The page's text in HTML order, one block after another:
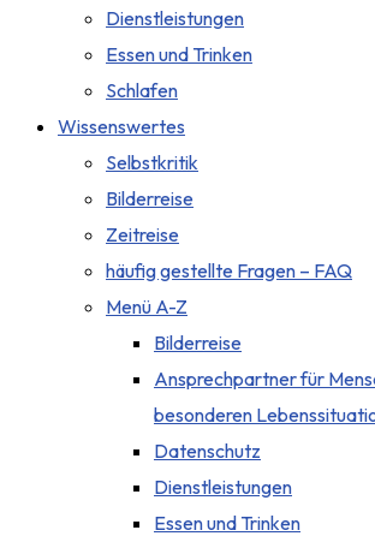
Dienstleistungen
Essen und Trinken
Schlafen
Wissenswertes
Selbstkritik
Bilderreise
Zeitreise
häufig gestellte Fragen – FAQ
Menü A-Z
Bilderreise
Ansprechpartner für
besonderen
Datenschutz
Dienstleistungen
Essen und Trinken